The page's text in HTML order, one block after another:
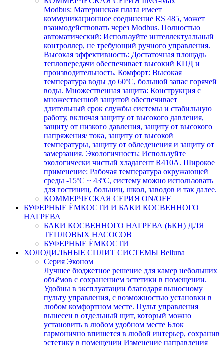
Modbus: Материнская плата имеет
коммуникационное соединение RS 485, может
взаимодействовать через Modbus. Полностью
автоматический: Используйте интеллектуальный
контроллер, не требующий ручного управления.
Высокая эффективность: Достаточная площадь
теплопередачи обеспечивает высокий КПД и
производительность. Комфорт: Высокая
температура воды до 60ºC, большой запас горячей
воды. Множественная защита: Конструкция с
множественной защитой обеспечивает
длительный срок службы системы и стабильную
работу, включая защиту от высокого давления,
защиту от низкого давления, защиту от высокого
напряжения/ тока, защиту от высокой
температуры, защиту от обледенения и защиту от
замерзания. Экологичность: Используйте
экологически чистый хладагент R410A. Широкое
применение: Рабочая температура окружающей
среды -15ºC ~ 43ºC, систему можно использовать
для гостиниц, больниц, школ, заводов и так далее.
КОММЕРЧЕСКАЯ СЕРИЯ ON/OFF
БУФЕРНЫЕ ЁМКОСТИ И БАКИ КОСВЕННОГО
НАГРЕВА
БАКИ КОСВЕННОГО НАГРЕВА (БКН) ДЛЯ
ТЕПЛОВЫХ НАСОСОВ
БУФЕРНЫЕ ЁМКОСТИ
ХОЛОДИЛЬНЫЕ СПЛИТ СИСТЕМЫ Belluna
Серия Эконом
Лучшее бюджетное решение для камер небольших
объёмов с сохранением эстетики в помещении.
Удобны в эксплуатации благодаря выносному
пульту управления, с возможностью установки в
любом комфортном месте. Пульт управления
вынесен в отдельный щит, который можно
установить в любом удобном месте Блок
гармонично впишется в любой интерьер, сохранив
эстетику в помещении Изменение направления